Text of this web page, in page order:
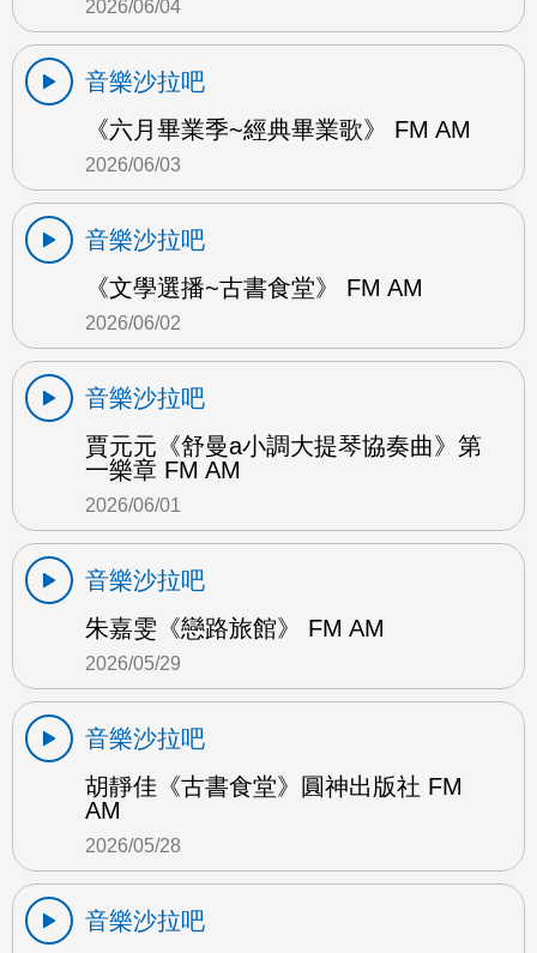
2026/06/04
音樂沙拉吧
《六月畢業季~經典畢業歌》 FM AM
2026/06/03
音樂沙拉吧
《文學選播~古書食堂》 FM AM
2026/06/02
音樂沙拉吧
賈元元《舒曼a小調大提琴協奏曲》第
一樂章 FM AM
2026/06/01
音樂沙拉吧
朱嘉雯《戀路旅館》 FM AM
2026/05/29
音樂沙拉吧
胡靜佳《古書食堂》圓神出版社 FM
AM
2026/05/28
音樂沙拉吧